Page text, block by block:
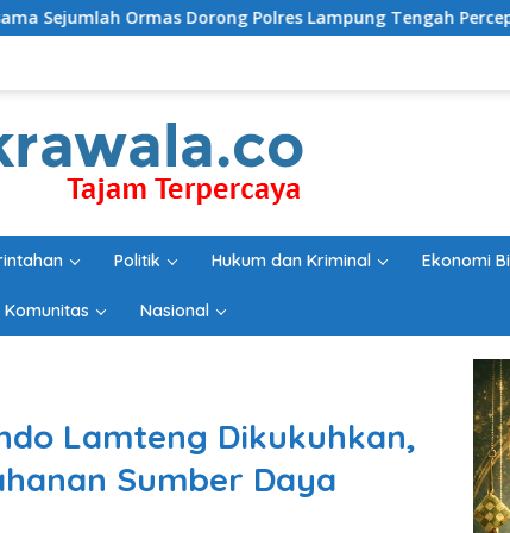
Polres Lampung Tengah Percepat Penanganan Laporan
Politik Hukum dan Kriminal Ekonomi
Komunitas Nasional
Lamteng Dikukuhkan,
Sumber Daya